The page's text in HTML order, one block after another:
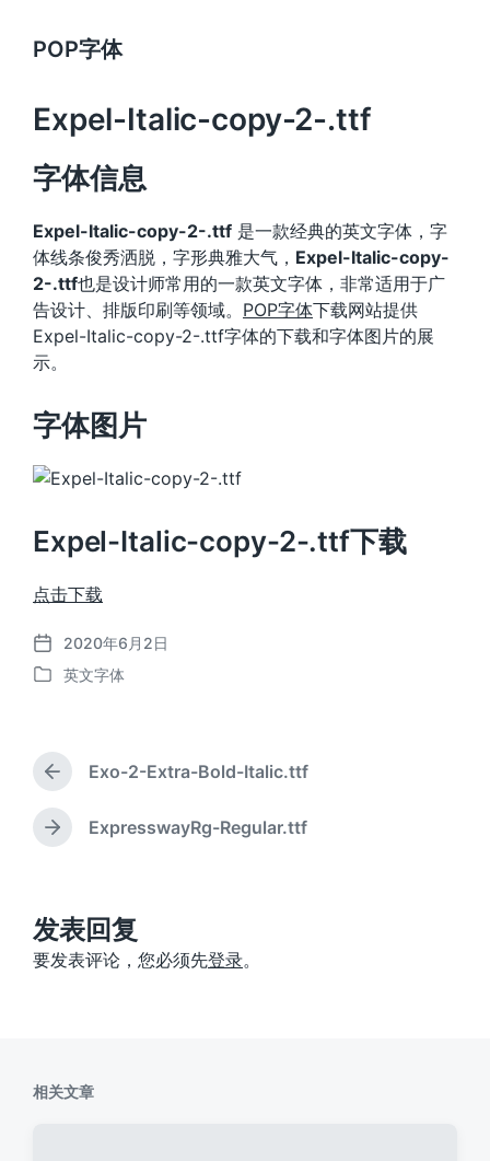
POP字体
Expel-Italic-copy-2-.ttf
字体信息
Expel-Italic-copy-2-.ttf 是一款经典的英文字体，字
体线条俊秀洒脱，字形典雅大气， Expel-Italic-copy-
2-.ttf也是设计师常用的一款英文字体，非常适用于广
告设计、排版印刷等领域。 POP字体下载网站提供
Expel-Italic-copy-2-.ttf字体的下载和字体图片的展
示。
字体图片
Expel-Italic-copy-2-.ttf下载
点击下载
发
布
2020年6月2日
发
英文字体
上
篇
文
章
Exo-2-Extra-Bold-Italic.ttf
下
：
ExpresswayRg-Regular.ttf
发表回复
要发表评论，您必须先登录。
相关文章